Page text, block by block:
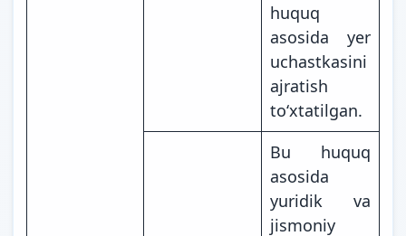
huquq
asosida yer
uchastkasini
ajratish
toʻxtatilgan.
Bu huquq
asosida
yuridik va
jismoniy